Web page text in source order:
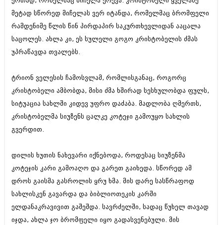
კულინარია
ავტორჩევები
გვარები
თემიდას სასწორი
იუმორი
ჰოროსკოპი და შეუცნობელი
კრიმინალი
რომანი და დეტექტივი
სახალისო ამბები
გვარები
ჰოროსკოპი და შეუცნობელი
შოუბიზნესი
ქალი და მამაკაცი
მეტად სწორედ მიჩელას ვერ იტანდა, რომელმაც ბრომფელი
რამდენიმე წლის წინ პირდაპირ საკურთხევლიდან ააცალა
საცოლეს. ახლა კი, ეს სულელი გოგო კრისტობელის ძმას
უპრაწავდა თვალებს.
ტრიონ ველესის ჩამოსვლამ, რომლისგანაც, როგორც
კრისტობელი ამბობდა, მისი ძმა ხშირად სესხულობდა ფულს,
სიტუაცია სახლში კიდევ უფრო დაძაბა. მადლობა ღმერთს,
კრისტობელმა სიუზენს ცალკე კოტეჯი გამოუყო სახლის
გვერდით.
დილის ხუთის ნახევარი იქნებოდა, როდესაც სიუზენმა
კოტეჯის კარი გამოაღო და გარეთ გაიხედა. სწორედ ამ
დროს გაისმა გასროლის ყრუ ხმა. მის დარე სასწრაფოდ
სახლისკენ გავარდა და ბიბლიოთეკის კარში
ელდანაკრავივით გაშეშდა. სავრძელში, სადაც წუხელ თავად
იჯდა, ახლა ჯო ბრომფელი იყო გადასვენებული. მის